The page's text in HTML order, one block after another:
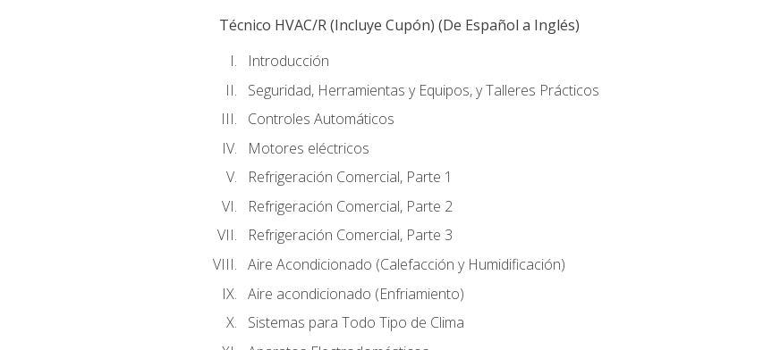
Técnico HVAC/R (Incluye Cupón) (De Español a Inglés)
Introducción
Seguridad, Herramientas y Equipos, y Talleres Prácticos
Controles Automáticos
Motores eléctricos
Refrigeración Comercial, Parte 1
Refrigeración Comercial, Parte 2
Refrigeración Comercial, Parte 3
Aire Acondicionado (Calefacción y Humidificación)
Aire acondicionado (Enfriamiento)
Sistemas para Todo Tipo de Clima